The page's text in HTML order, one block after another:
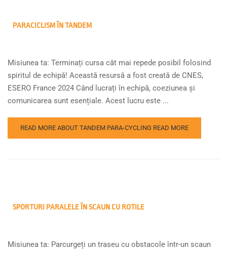
PARACICLISM ÎN TANDEM
Misiunea ta: Terminați cursa cât mai repede posibil folosind
spiritul de echipă! Această resursă a fost creată de CNES,
ESERO France 2024 Când lucrați în echipă, coeziunea și
comunicarea sunt esențiale. Acest lucru este ...
READ MORE ABOUT TANDEM PARA-CYCLING READ MORE
SPORTURI PARALELE ÎN SCAUN CU ROTILE
Misiunea ta: Parcurgeți un traseu cu obstacole într-un scaun